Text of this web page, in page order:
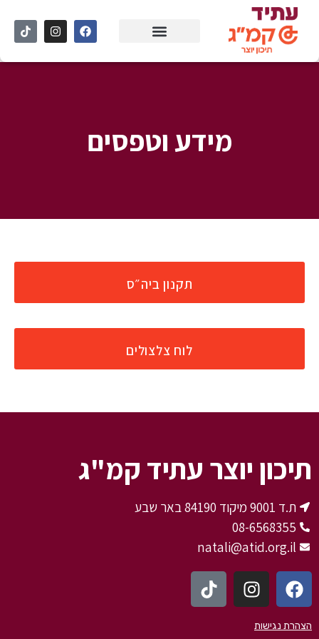
מידע וטפסים
תקנון ביה״ס
לוח צלצולים
תיכון יוצר עתיד קמ"ג
ת.ד 9001 מיקוד 84190 באר שבע
08-6568355
natali@atid.org.il
הצהרת נגישות